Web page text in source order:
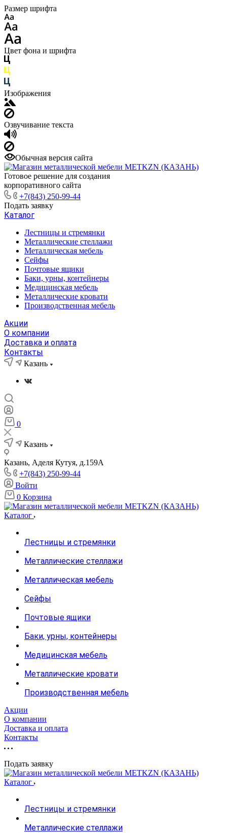
Размер шрифта
Цвет фона и шрифта
Изображения
Озвучивание текста
Обычная версия сайта
Готовое решение для создания
корпоративного сайта
+7(843) 250-99-44
Подать заявку
Каталог
Лестницы и стремянки
Металлические стеллажи
Металлическая мебель
Сейфы
Почтовые ящики
Баки, урны, контейнеры
Медицинская мебель
Металлические кровати
Производственная мебель
Акции
О компании
Доставка и оплата
Контакты
Казань
0
Казань
Казань, Аделя Кутуя, д.159А
+7(843) 250-99-44
Войти
0 Корзина
Каталог
Лестницы и стремянки
Металлические стеллажи
Металлическая мебель
Сейфы
Почтовые ящики
Баки, урны, контейнеры
Медицинская мебель
Металлические кровати
Производственная мебель
Акции
О компании
Доставка и оплата
Контакты
Подать заявку
Каталог
Лестницы и стремянки
Металлические стеллажи